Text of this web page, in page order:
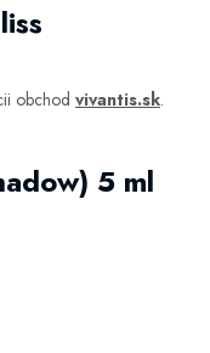
obchod vivantis.sk.
5 ml